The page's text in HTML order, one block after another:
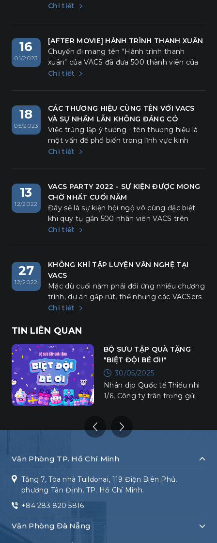
Chi tiết
16
01/2023
[AFTER MOVIE] HÀNH TRÌNH THANH XUÂN
Chuyến đi mang tên "Hành trình thanh
xuân" của VACS đã đưa 500 thành viên của
mình một lần nữa được trở về để hoài niệm,
chỉ kéo dài 3 ngày 2 đêm nhưng thực sự đã
mang lại cho VACSers nhiều cảm xúc, nhiều
khoảnh khắc lắng đọng và "chở" thêm
những hi vọng vào tương lai.
Chi tiết
18
05/2023
CÁC THƯƠNG HIỆU CÙNG TÊN VỚI VACS
VÀ SỰ NHẦM LẪN KHÔNG ĐÁNG CÓ
Việc trùng lặp ý tưởng - tên thương hiệu là
một vấn đề phổ biến trong lĩnh vực kinh
doanh và tiếp thị. Khi hai hoặc nhiều tổ chức
gây ra sự nhầm lẫn.
Chi tiết
13
12/2022
VACS PARTY 2022 - SỰ KIỆN ĐƯỢC MONG
CHỜ NHẤT CUỐI NĂM
Đây sẽ là sự kiện hội ngộ vô cùng đặc biệt
khi quy tụ gần 500 nhân viên VACS trên
khắp cả nước tham dự. Chương trình được
công phu, xuyên suốt khung thời gian tổ
chức. Chính vì vậy, dù bỏ lỡ bất kì phút giây
nào đều vô cùng đáng tiếc.
Chi tiết
27
12/2022
KHÔNG KHÍ TẬP LUYỆN VĂN NGHỆ TẠI
VACS
Mặc dù cuối năm phải đối ứng nhiều chương
trình, dự án gấp rút, thế nhưng các VACSers
của chúng ta vẫn tranh thủ thời gian sau giờ
màn trình diễn hấp dẫn nhất tặng cho các
năm này. Những giọt mồ hôi còn lăn trên
má, những mệt mỏi khi phải hoạt động liên
tục nhưng vẫn không làm giảm đi tinh thần
của tất cả các thành viên team văn nghệ.
Chúng ta hãy cùng xem, không khí tập
luyện trước giờ G của VACSers như thế nào
Chi tiết
TIN LIÊN QUAN
BỘ SƯU TẬP QUÀ TẶNG
"BIỆT ĐỘI BÉ ƠI!"
30/05/2025
Nhân dịp Quốc tế Thiếu nhi
1/6, Công ty trân trọng gửi
bộ quà tặng nhỏ xinh mang
tên “Biệt đội Bé ơi!”.
Văn Phòng TP. Hồ Chí Minh
Tầng 7, Tòa nhà Tuildonai, 119 Điện Biên Phủ,
phường Tân Định, TP. Hồ Chí Minh.
+84 283 820 5816
Văn Phòng Đà Nẵng